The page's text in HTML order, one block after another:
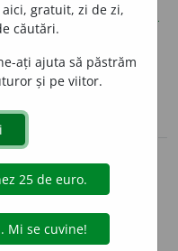
opțiuni
(16)
declinări
compilate de
filadefiniții.
pe pagina de
gratuit, zi de zi,
căutări.
ați ajuta să păstrăm
și pe viitor.